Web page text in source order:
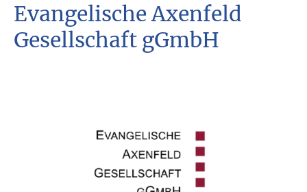
Evangelische Axenfeld
Gesellschaft gGmbH